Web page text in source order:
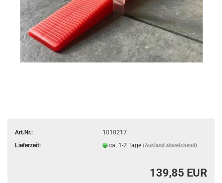
Art.Nr.:
1010217
Lieferzeit:
ca. 1-2 Tage (Ausland abweichend)
139,85 EUR